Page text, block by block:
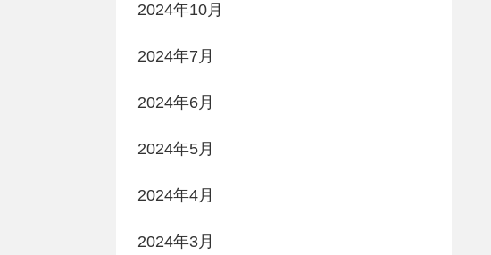
2024年10月
2024年7月
2024年6月
2024年5月
2024年4月
2024年3月